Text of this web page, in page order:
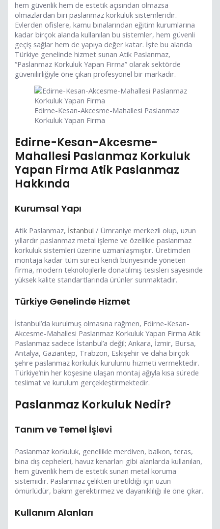
hem güvenlik hem de estetik açısından olmazsa
olmazlardan biri paslanmaz korkuluk sistemleridir.
Evlerden ofislere, kamu binalarından eğitim kurumlarına
kadar birçok alanda kullanılan bu sistemler, hem güvenli
geçiş sağlar hem de yapıya değer katar. İşte bu alanda
Türkiye genelinde hizmet sunan Atik Paslanmaz,
“Paslanmaz Korkuluk Yapan Firma” olarak sektörde
güvenilirliğiyle öne çıkan profesyonel bir markadır.
Edirne-Kesan-Akcesme-Mahallesi Paslanmaz
Korkuluk Yapan Firma
Edirne-Kesan-Akcesme-
Mahallesi Paslanmaz Korkuluk
Yapan Firma Atik Paslanmaz
Hakkında
Kurumsal Yapı
Atik Paslanmaz, İstanbul / Ümraniye merkezli olup, uzun
yıllardır paslanmaz metal işleme ve özellikle paslanmaz
korkuluk sistemleri üzerine uzmanlaşmıştır. Üretimden
montaja kadar tüm süreci kendi bünyesinde yöneten
firma, modern teknolojilerle donatılmış tesisleri sayesinde
yüksek kalite standartlarında ürünler sunmaktadır.
Türkiye Genelinde Hizmet
İstanbul’da kurulmuş olmasına rağmen, Edirne-Kesan-
Akcesme-Mahallesi Paslanmaz Korkuluk Yapan Firma Atik
Paslanmaz sadece İstanbul’a değil; Ankara, İzmir, Bursa,
Antalya, Gaziantep, Trabzon, Eskişehir ve daha birçok
şehre paslanmaz korkuluk kurulumu hizmeti vermektedir.
Türkiye’nin her köşesine ulaşan montaj ağıyla kısa sürede
teslimat ve kurulum gerçekleştirmektedir.
Paslanmaz Korkuluk Nedir?
Tanım ve Temel İşlevi
Paslanmaz korkuluk, genellikle merdiven, balkon, teras,
bina dış cepheleri, havuz kenarları gibi alanlarda kullanılan,
hem güvenlik hem de estetik sunan metal koruma
sistemidir. Paslanmaz çelikten üretildiği için uzun
ömürlüdür, bakım gerektirmez ve dayanıklılığı ile öne çıkar.
Kullanım Alanları